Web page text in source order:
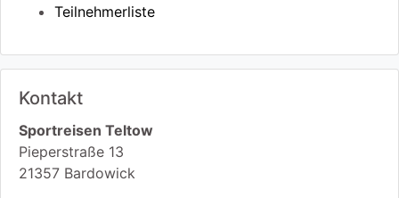
Teilnehmerliste
Kontakt
Sportreisen Teltow
Pieperstraße 13
21357 Bardowick